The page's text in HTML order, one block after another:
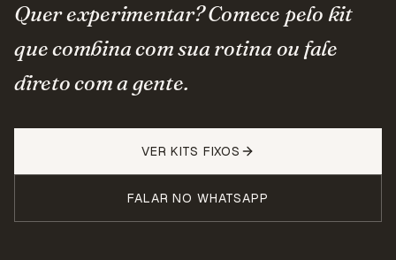
Quer experimentar? Comece pelo kit
que combina com sua rotina ou fale
direto com a gente.
VER KITS FIXOS
FALAR NO WHATSAPP